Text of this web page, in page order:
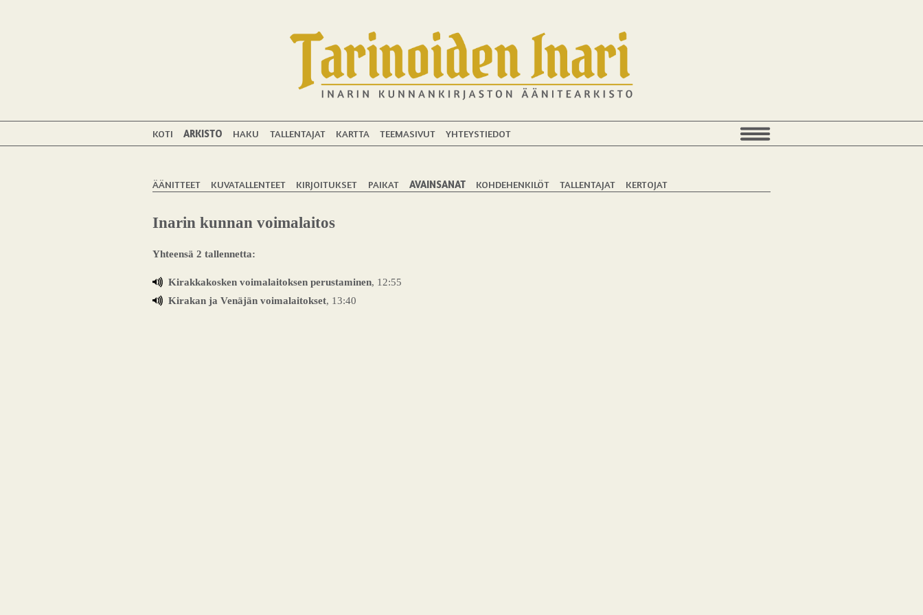
KOTI ARKISTO HAKU TALLENTAJAT KARTTA TEEMASIVUT YHTEYSTIEDOT
ÄÄNITTEET KUVATALLENTEET KIRJOITUKSET PAIKAT AVAINSANAT KOHDEHENKILÖT TALLENTAJAT KERTOJAT
Inarin kunnan voimalaitos
Yhteensä 2 tallennetta:
Kirakkakosken voimalaitoksen perustaminen, 12:55
Kirakan ja Venäjän voimalaitokset, 13:40